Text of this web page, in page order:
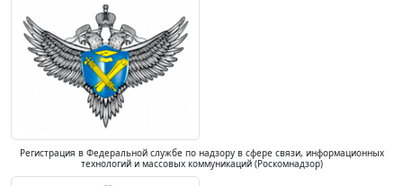
Регистрация в Федеральной службе по надзору в сфере связи, информационных
технологий и массовых коммуникаций (Роскомнадзор)